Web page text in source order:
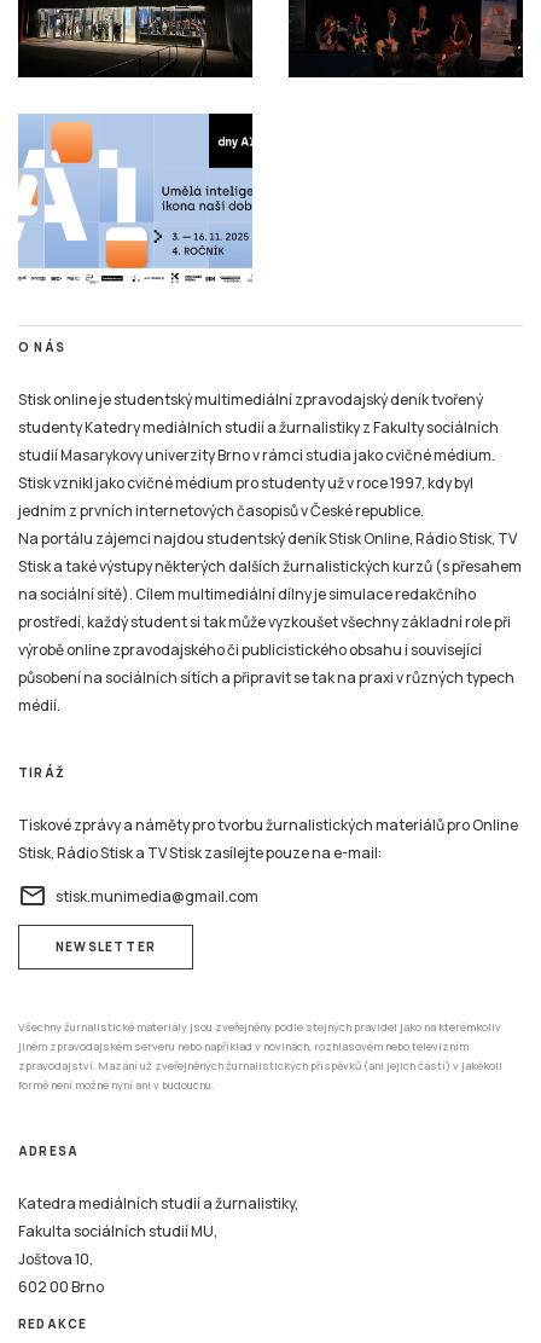
O NÁS
Stisk online je studentský multimediální zpravodajský deník tvořený
studenty Katedry mediálních studií a žurnalistiky z Fakulty sociálních
studií Masarykovy univerzity Brno v rámci studia jako cvičné médium.
Stisk vznikl jako cvičné médium pro studenty už v roce 1997, kdy byl
jedním z prvních internetových časopisů v České republice.
Na portálu zájemci najdou studentský deník Stisk Online, Rádio Stisk, TV
Stisk a také výstupy některých dalších žurnalistických kurzů (s přesahem
na sociální sítě). Cílem multimediální dílny je simulace redakčního
prostředí, každý student si tak může vyzkoušet všechny základní role při
výrobě online zpravodajského či publicistického obsahu i související
působení na sociálních sítích a připravit se tak na praxi v různých typech
médií.
TIRÁŽ
Tiskové zprávy a náměty pro tvorbu žurnalistických materiálů pro Online
Stisk, Rádio Stisk a TV Stisk zasílejte pouze na e-mail:
email stisk.munimedia@gmail.com
NEWSLETTER
Všechny žurnalistické materiály jsou zveřejněny podle stejných pravidel jako na kterémkoliv
jiném zpravodajském serveru nebo například v novinách, rozhlasovém nebo televizním
zpravodajství. Mazání už zveřejněných žurnalistických příspěvků (ani jejich částí) v jakékoli
formě není možné nyní ani v budoucnu.
ADRESA
Katedra mediálních studií a žurnalistiky,
Fakulta sociálních studií MU,
Joštova 10,
602 00 Brno
REDAKCE